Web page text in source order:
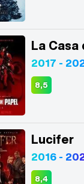
La Casa
2017 -
8,5
Lucifer
2016 -
8,4